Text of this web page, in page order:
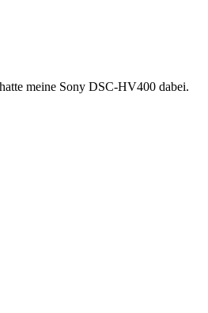
meine Sony DSC-HV400 dabei.